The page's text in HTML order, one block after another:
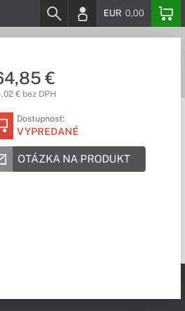
EUR 0,00
€
€ bez DPH
Dostupnosť:
VYPREDANÉ
OTÁZKA NA PRODUKT